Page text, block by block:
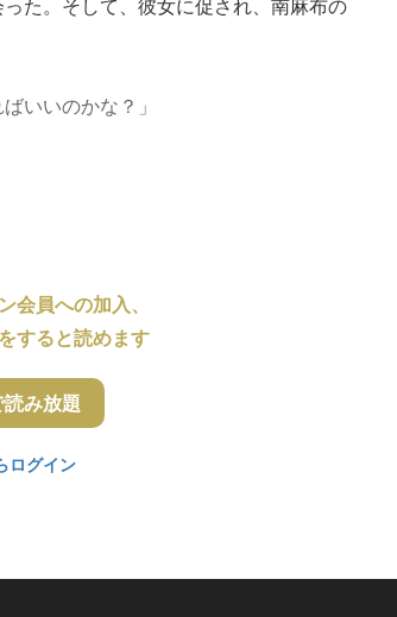
いいのかな？」
会員への加入、
すると読めます
み放題
ログイン